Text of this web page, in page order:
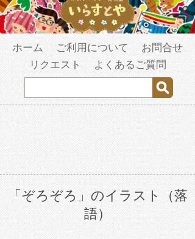
ホーム ご利用について
お問合せ
リクエスト
よくあるご質問
「ぞろぞろ」のイラスト（落
語）